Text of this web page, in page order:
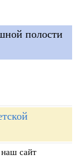
полости
наш сайт